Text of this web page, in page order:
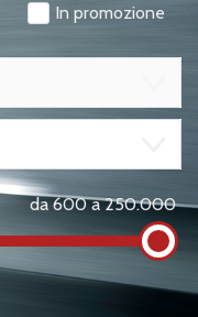
In promozione
da 600 a 250.000